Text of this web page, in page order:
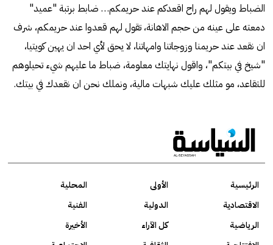
الضباط ويقول لهم راح اقعدكم عند حريمكم… ضابط برتبة "عميد"
دمعته على عينه من حجم الاهانة، تقول لهم قعدوا عند حريمكم، شرف
ان نقعد عند حريمنا وزوجاتنا وامهاتنا، لا يحق لأي احد ان يهين كويتيا،
"شيخ في بيتكم"، واقول نهايتك معلومة، ضباط ما عليهم شيء تحيلوهم
للتقاعد، مو مثلك عليك شبهات مالية، ونملك نحن ان نقعدك في بيتك.
الرئيسية الأولى
المحلية
الاقتصادية
الدولية
الفنية
الرياضية
كل الآراء
الأخيرة